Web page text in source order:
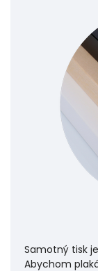
Samotný tisk
Abychom